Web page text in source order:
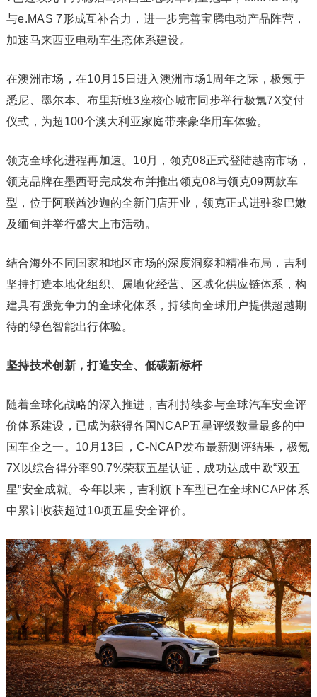
与e.MAS 7形成互补合力，进一步完善宝腾电动产品阵营，
加速马来西亚电动车生态体系建设。
在澳洲市场，在10月15日进入澳洲市场1周年之际，极氪于
悉尼、墨尔本、布里斯班3座核心城市同步举行极氪7X交付
仪式，为超100个澳大利亚家庭带来豪华用车体验。
领克全球化进程再加速。10月，领克08正式登陆越南市场，
领克品牌在墨西哥完成发布并推出领克08与领克09两款车
型，位于阿联酋沙迦的全新门店开业，领克正式进驻黎巴嫩
及缅甸并举行盛大上市活动。
结合海外不同国家和地区市场的深度洞察和精准布局，吉利
坚持打造本地化组织、属地化经营、区域化供应链体系，构
建具有强竞争力的全球化体系，持续向全球用户提供超越期
待的绿色智能出行体验。
坚持技术创新，打造安全、低碳新标杆
随着全球化战略的深入推进，吉利持续参与全球汽车安全评
价体系建设，已成为获得各国NCAP五星评级数量最多的中
国车企之一。10月13日，C-NCAP发布最新测评结果，极氪
7X以综合得分率90.7%荣获五星认证，成功达成中欧“双五
星”安全成就。今年以来，吉利旗下车型已在全球NCAP体系
中累计收获超过10项五星安全评价。